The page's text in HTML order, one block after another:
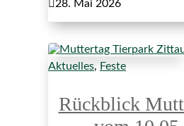
28. Mai 2026
Aktuelles, Feste
Rückblick